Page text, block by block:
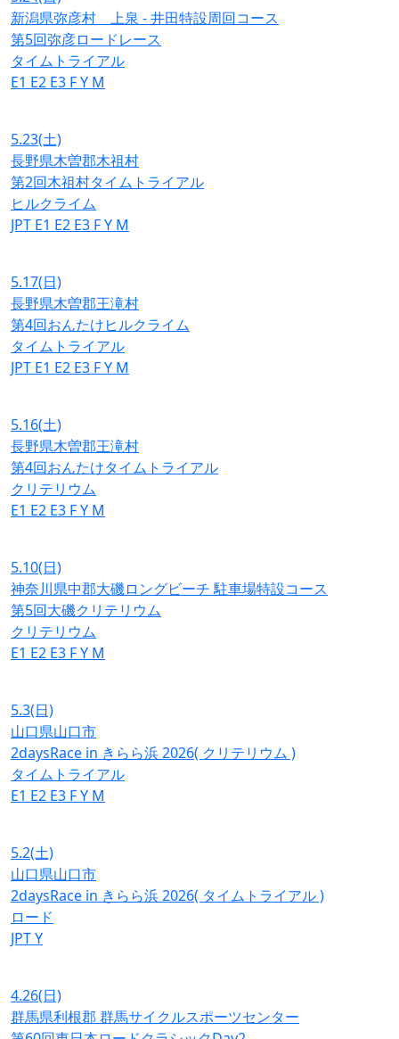
新潟県弥彦村 上泉 - 井田特設周回コース
第5回弥彦ロードレース
タイムトライアル
E1 E2 E3 FY M
5.23(土)
長野県木曽郡木祖村
第2回木祖村タイムトライアル
ヒルクライム
JPT E1 E2 E3 FY M
5.17(日)
長野県木曽郡王滝村
第4回おんたけヒルクライム
タイムトライアル
JPT E1 E2 E3 FY M
5.16(土)
長野県木曽郡王滝村
第4回おんたけタイムトライアル
クリテリウム
E1 E2 E3 FY M
5.10(日)
神奈川県中郡大磯ロングビーチ 駐車場特設コース
第5回大磯クリテリウム
クリテリウム
E1 E2 E3 FY M
5.3(日)
山口県山口市
2daysRace in きらら浜 2026( クリテリウム )
タイムトライアル
E1 E2 E3 FY M
5.2(土)
山口県山口市
2daysRace in きらら浜 2026( タイムトライアル )
ロード
JPTY
4.26(日)
群馬県利根郡 群馬サイクルスポーツセンター